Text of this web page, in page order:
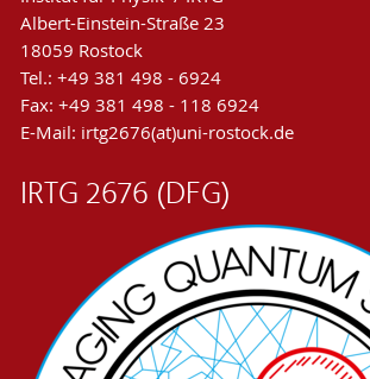
Albert-Einstein-Straße 23
18059 Rostock
Tel.: +49 381 498 - 6924
Fax: +49 381 498 - 118 6924
E-Mail: irtg2676(at)uni-rostock.de
IRTG 2676 (DFG)